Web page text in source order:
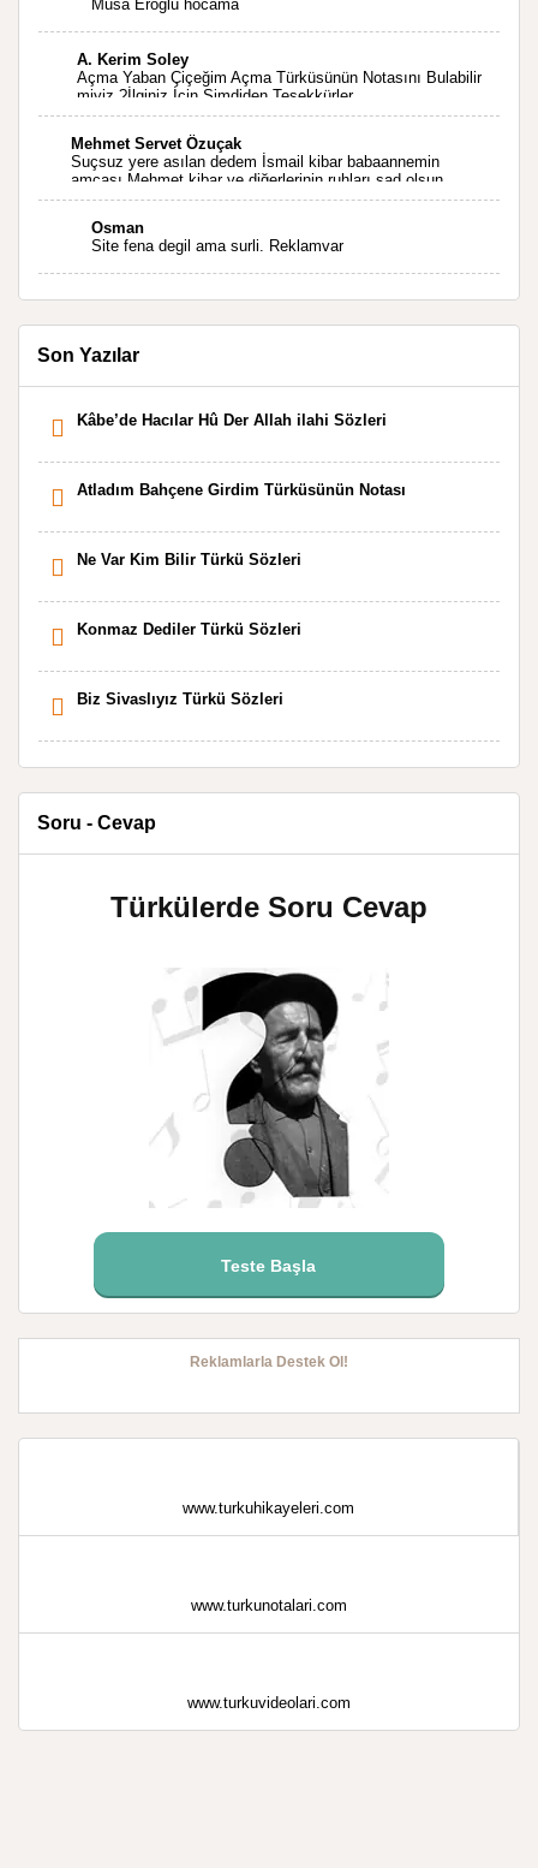
Musa Eroğlu hocama
A. Kerim Soley
Açma Yaban Çiçeğim Açma Türküsünün Notasını Bulabilir
miyiz ?İlginiz İçin Şimdiden Teşekkürler.
Mehmet Servet Özuçak
Suçsuz yere asılan dedem İsmail kibar babaannemin
amcası Mehmet kibar ve diğerlerinin ruhları şad olsun.
Kahrolsun Cemal paşa
Osman
Site fena degil ama surli. Reklamvar
Son Yazılar
Kâbe’de Hacılar Hû Der Allah ilahi Sözleri
Atladım Bahçene Girdim Türküsünün Notası
Ne Var Kim Bilir Türkü Sözleri
Konmaz Dediler Türkü Sözleri
Biz Sivaslıyız Türkü Sözleri
Soru - Cevap
Türkülerde Soru Cevap
Teste Başla
Reklamlarla Destek Ol!
www.turkuhikayeleri.com
www.turkunotalari.com
www.turkuvideolari.com